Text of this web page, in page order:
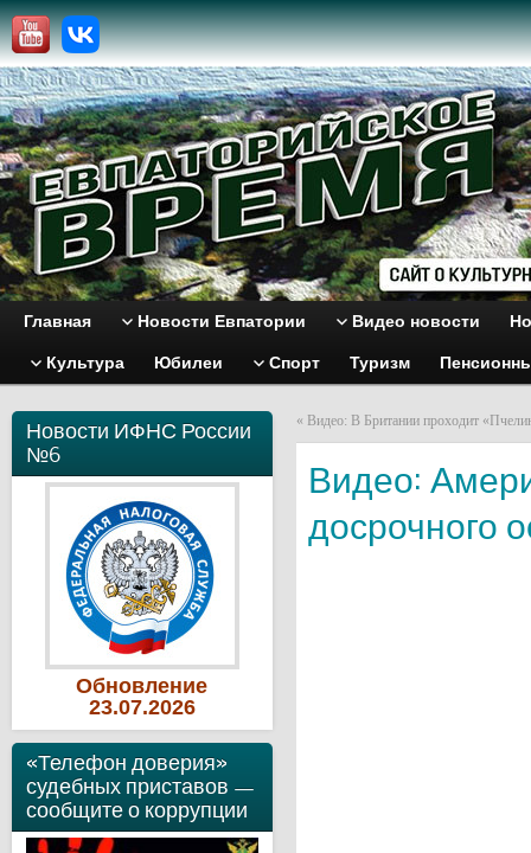
Главная Новости Евпатории Видео новости
Культура Юбилеи Спорт Туризм
Новости ИФНС России
№6
Обновление
23.07.2026
«Телефон доверия»
судебных приставов —
сообщите о коррупции
« Видео: В Британии проходит
Видео:
досрочного